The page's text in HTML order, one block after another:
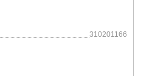
310201166